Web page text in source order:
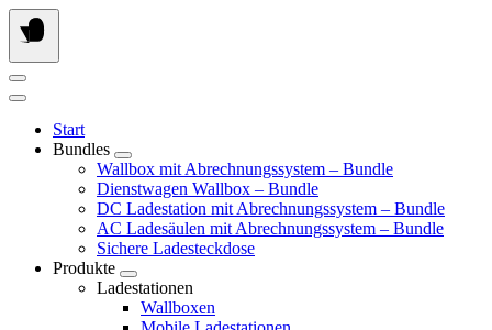
Springe
zum
Inhalt
Start
Bundles
Wallbox mit Abrechnungssystem – Bundle
Dienstwagen Wallbox – Bundle
DC Ladestation mit Abrechnungssystem – Bundle
AC Ladesäulen mit Abrechnungssystem – Bundle
Sichere Ladesteckdose
Produkte
Ladestationen
Wallboxen